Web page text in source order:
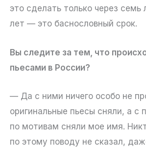
это сделать только через семь
лет — это баснословный срок.
Вы следите за тем, что
пьесами в России?
— Да с ними ничего особо не
оригинальные пьесы сняли, а с
по мотивам сняли мое имя.
по этому поводу не сказал,